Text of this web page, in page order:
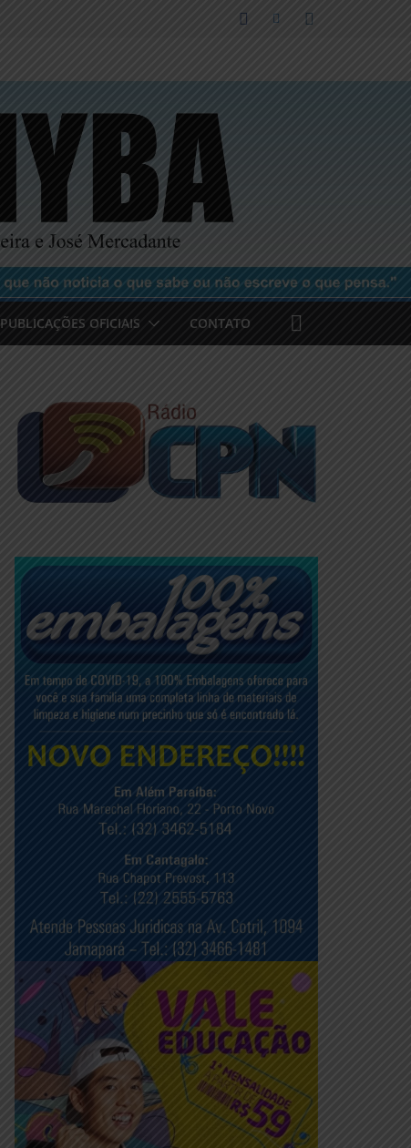
PUBLICAÇÕES OFICIAIS CONTATO